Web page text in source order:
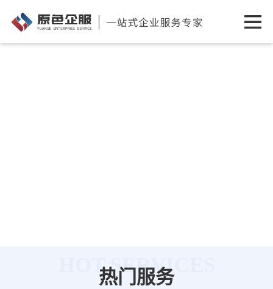
HOT SERVICES
热门服务